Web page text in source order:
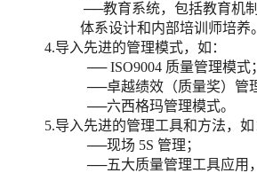
──教育系统，包括教育机
体系设计和内部培训师培养。
4.导入先进的管理模式，如：
── ISO9004 质量管理模式；
──卓越绩效（质量奖）管
──六西格玛管理模式。
5.导入先进的管理工具和方法，如
──现场 5S 管理；
──五大质量管理工具应用